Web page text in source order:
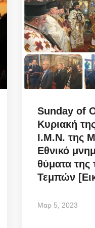
Sunday of
Κυριακή
Ι.Μ.Ν. της
Εθνικό
θύματα της
Τεμπών
Μαρ 5, 2023
Police
για...
Αυγ 6, 2026
Police
αστυνομικός,